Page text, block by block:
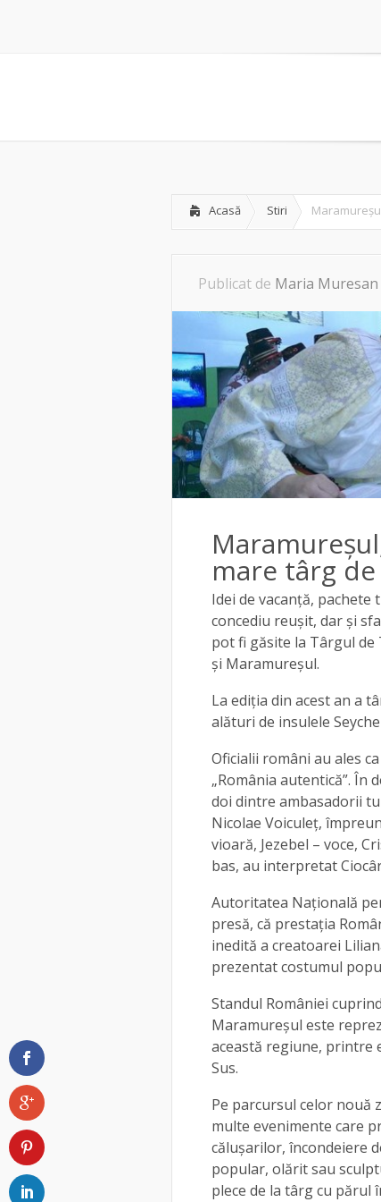
Acasă Stiri
Publicat de Maria Muresan
mare târg
Idei de vacanță,
concediu reușit, dar și
pot fi găsite la Târgul
și Maramureșul.
La ediția din acest an a
alături de insulele
Oficialii români au ales
„România autentică”. În
doi dintre ambasadorii
Nicolae Voiculeț,
vioară, Jezebel – voce,
bas, au interpretat
Autoritatea Națională
presă, că prestația
inedită a creatoarei
prezentat costumul
Standul României
Maramureșul este
această regiune, printre
Sus.
Pe parcursul celor nouă
multe evenimente care
călușarilor, încondeiere
popular, olărit sau
plece de la târg cu